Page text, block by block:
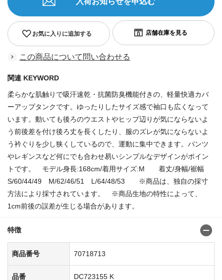
お気に入りに追加する
この商品について問い合わせる
関連 KEYWORD
柔らかな肌触りで吸汗速乾・抗菌防臭機能付きの、軽量快適カバ
ーアップタンクです。ゆったりしたサイズ感で袖口も広くなって
います。動いても後ろのウエストやヒップ辺りが気にならないよ
う前後差を付け後ろ丈を長くしたり、服のズレが気にならないよ
う衿ぐりを少し狭くしているので、運動に集中できます。パンツ
やレギンスなど何にでも合わせ易いシンプルなデザインがポイン
トです。 モデル身長:168cm/着用サイズ:M 着丈/身幅/裾幅
S/60/44/49 M/62/46/51 L/64/48/53 ※商品は、独自の採寸
方法により採寸されています。 ※商品生地の特性によって、
1cm前後の誤差が生じる場合があります。
特徴
商品番号 70718713
品番 DC723155 K